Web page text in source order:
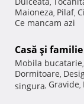
,
Maioneza, Pilaf,
Ce mancam azi
Casă şi familie
Mobila bucatarie,
Dormitoare,
singura, Gravide,